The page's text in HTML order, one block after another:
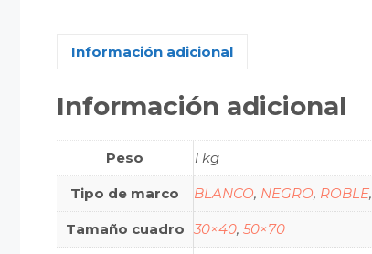
Información adicional
Información adicional
Peso 1 kg
Tipo de marco BLANCO, NEGRO, ROBLE,
Tamaño cuadro 30×40, 50×70